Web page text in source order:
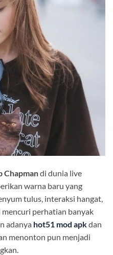
Chapmandi dunia live
warna baru yang
tulus, interaksi hangat,
perhatian banyak
adanya hot51 mod apkdan
menonton pun menjadi